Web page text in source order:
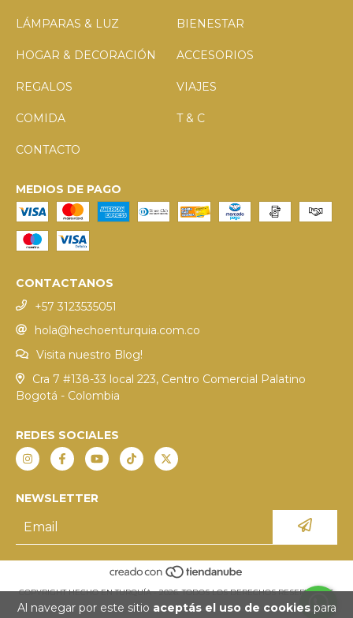
Al navegar por este sitio aceptás el uso de cookiespara
LÁMPARAS & LUZ BIENESTAR
HOGAR & DECORACIÓN ACCESORIOS
REGALOS VIAJES
COMIDA T & C
CONTACTO
MEDIOS DE PAGO
CONTACTANOS
+57 3123535051
hola@hechoenturquia.com.co
Visita nuestro Blog!
Cra 7 #138-33 local 223, Centro Comercial Palatino
Bogotá - Colombia
REDES SOCIALES
NEWSLETTER
COPYRIGHT HECHO EN TURQUÍA - 2026. TODOS LOS DERECHOS RESERVADOS.